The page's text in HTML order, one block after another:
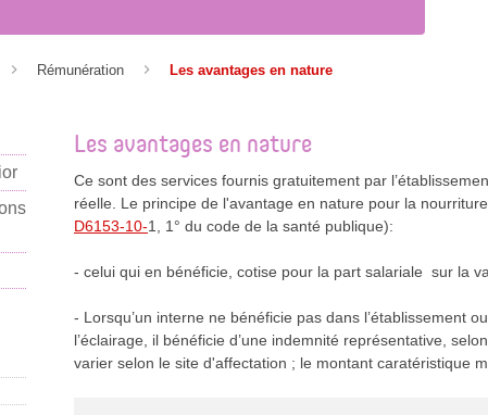
Rémunération Les avantages en nature
Les avantages en nature
Ce sont des services fournis gratuitement par
réelle. Le principe de l'avantage en nature pour la
D6153-10-1, 1° du code de la santé publique):
- celui qui en bénéficie, cotise pour la part salariale sur la
- Lorsqu’un interne ne bénéficie pas dans l’établissement
l’éclairage, il bénéficie d’une indemnité représentative,
varier selon le site d'affectation ; le montant caratéristique